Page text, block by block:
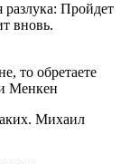
Пройдет
вновь.
то обретаете
Менкен
Михаил